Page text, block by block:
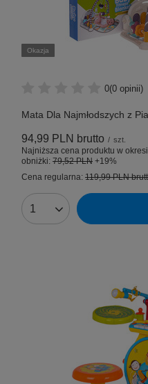
Okazja
0(0 opinii)
Mata Dla Najmłodszych z
94,99 PLN brutto / szt.
Najniższa cena produktu w
obniżki: 79,52 PLN +19%
Cena regularna: 119,99 PLN